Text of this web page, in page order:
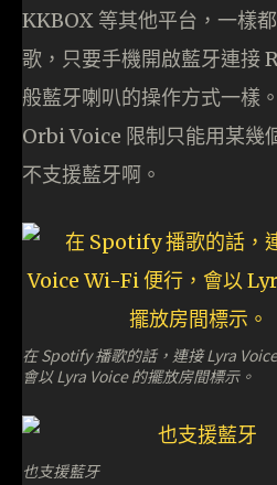
KKBOX 等其他平台，一樣
歌，只要手機開啟藍牙連接
般藍牙喇叭的操作方式一樣
Orbi Voice 限制只能用某幾
不支援藍牙啊。
在 Spotify 播歌的話，連接 Lyra
會以 Lyra Voice 的擺放房間標示。
也支援藍牙